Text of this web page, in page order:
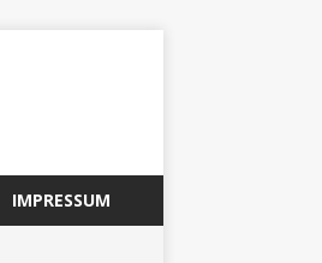
IMPRESSUM